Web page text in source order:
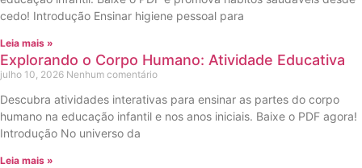
cedo! Introdução Ensinar higiene pessoal para
Leia mais »
Explorando o Corpo Humano: Atividade Educativa
julho 10, 2026 Nenhum comentário
Descubra atividades interativas para ensinar as partes do corpo
humano na educação infantil e nos anos iniciais. Baixe o PDF agora!
Introdução No universo da
Leia mais »